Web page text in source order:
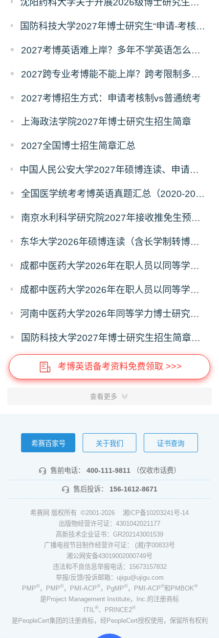
沈阳药科大学关于开展2026级博士研究生录取后信息采集及档案调取等相关工作的通知
国防科技大学2027年博士研究生“申请-考核”制招生专业基础笔试考试大纲
2027考博英语难上岸？多年不学英语怎么备考？
2027跨专业考博能不能上岸？跨考限制多不多？
2027考博招生方式：申请考核制vs普通统考
上海政法学院2027年博士研究生招生简章
2027全国博士招生简章汇总
中国人民公安大学2027年硕博连读、申请考核、本科直博博士研究生招生报名事宜的通知
全国医学统考考博英语真题汇总（2020-2026年）
南京水利科学研究院2027年接收推免生预报名公告
东华大学2026年硕博连读（含长学制转博）博士研究生拟录取名单公示
成都中医药大学2026年在职人员以同等学力申请中西医结合博士学术学位招生章程
成都中医药大学2026年在职人员以同等学力申请中医博士专业学位招生章程
河南中医药大学2026年同等学力博士研究生招生拟进入复试人员名单公示
国防科技大学2027年博士研究生招生简章（预发版）
考博英语备考资料免费领取 >>>
查看更多
希赛百家号 关于我们 证书查询
售前电话： 400-111-9811 （仅收市话费）
售后投诉： 156-1612-8671
希赛网 版权所有 ©2001-2026 湘ICP备10203241号-14
出版物经营许可证：4301042021177
高新技术企业证书：GR202143001539
广播电视节目制作经营许可证： (湘)字00833号
湘公网安备43019002000749号
违法和不良信息举报电话：15673157832
举报/反馈/投诉邮箱：ujigu@ujigu.com
PMP®，PMP®，PMI-ACP®，PgMP®，PMI-ACP®和PMBOK®
是Project Management Institute，Inc.的注册商标
ITIL
®、PRINCE2®
是PeopleCert集团的注册商标，经PeopleCert授权使用，保留所有权利